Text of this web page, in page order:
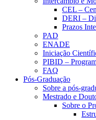
CEL –
DERI –
Prazos
PAD
ENADE
Iniciação
PIBID –
FAQ
Pós-Graduação
Sobre a pós-
Mestrado e
Sobre o